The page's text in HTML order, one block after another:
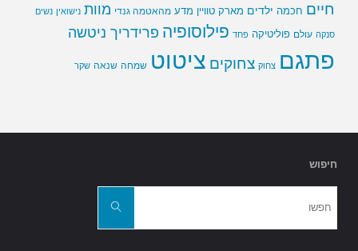
חיים חכמה ילדים מארק טוויין מדע מהאטמה גנדי מוות נישואין נשים
סנקה עולם פוליטיקה פחד פילוסופיה פרידריך ניטשה
פתגם צחוק צחוקים ציטוט שמחה שנאה שקר
חיפוש
חפשו